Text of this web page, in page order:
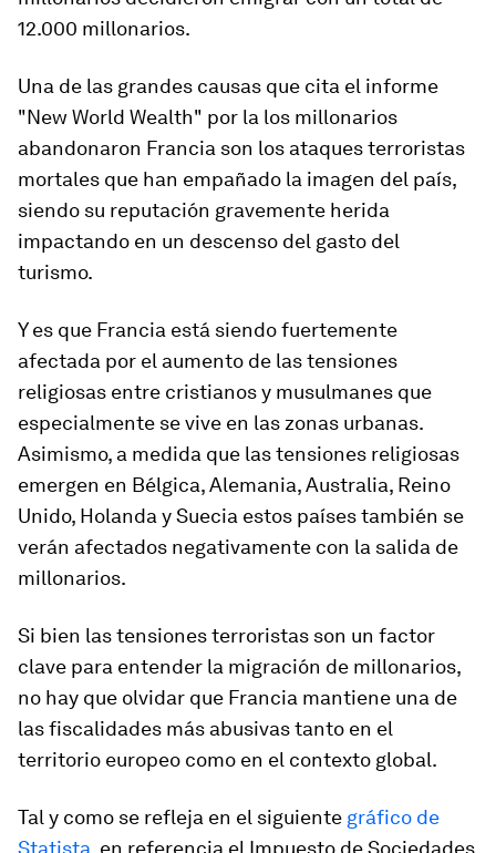
12.000 millonarios.
Una de las grandes causas que cita el informe
"New World Wealth" por la los millonarios
abandonaron Francia son los ataques terroristas
mortales que han empañado la imagen del país,
siendo su reputación gravemente herida
impactando en un descenso del gasto del
turismo.
Y es que Francia está siendo fuertemente
afectada por el aumento de las tensiones
religiosas entre cristianos y musulmanes que
especialmente se vive en las zonas urbanas.
Asimismo, a medida que las tensiones religiosas
emergen en Bélgica, Alemania, Australia, Reino
Unido, Holanda y Suecia estos países también se
verán afectados negativamente con la salida de
millonarios.
Si bien las tensiones terroristas son un factor
clave para entender la migración de millonarios,
no hay que olvidar que Francia mantiene una de
las fiscalidades más abusivas tanto en el
territorio europeo como en el contexto global.
Tal y como se refleja en el siguiente gráfico de
Statista, en referencia el Impuesto de Sociedades